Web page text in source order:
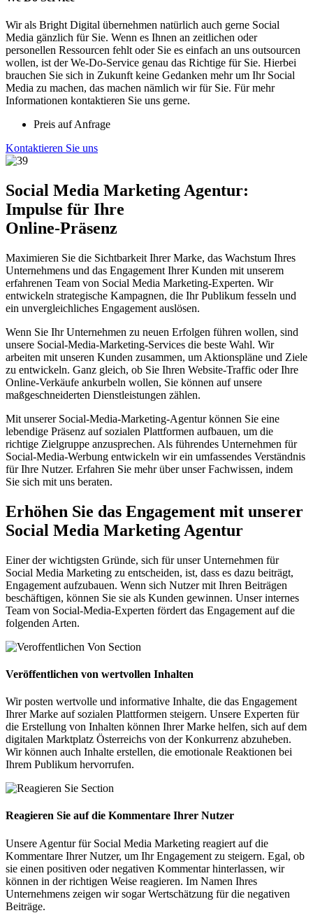
Wir als Bright Digital übernehmen natürlich auch gerne Social
Media gänzlich für Sie. Wenn es Ihnen an zeitlichen oder
personellen Ressourcen fehlt oder Sie es einfach an uns outsourcen
wollen, ist der We-Do-Service genau das Richtige für Sie. Hierbei
brauchen Sie sich in Zukunft keine Gedanken mehr um Ihr Social
Media zu machen, das machen nämlich wir für Sie. Für mehr
Informationen kontaktieren Sie uns gerne.
Preis auf Anfrage
Kontaktieren Sie uns
Social Media Marketing Agentur:
Impulse für Ihre
Online-Präsenz
Maximieren Sie die Sichtbarkeit Ihrer Marke, das Wachstum Ihres
Unternehmens und das Engagement Ihrer Kunden mit unserem
erfahrenen Team von Social Media Marketing-Experten. Wir
entwickeln strategische Kampagnen, die Ihr Publikum fesseln und
ein unvergleichliches Engagement auslösen.
Wenn Sie Ihr Unternehmen zu neuen Erfolgen führen wollen, sind
unsere Social-Media-Marketing-Services die beste Wahl. Wir
arbeiten mit unseren Kunden zusammen, um Aktionspläne und Ziele
zu entwickeln. Ganz gleich, ob Sie Ihren Website-Traffic oder Ihre
Online-Verkäufe ankurbeln wollen, Sie können auf unsere
maßgeschneiderten Dienstleistungen zählen.
Mit unserer Social-Media-Marketing-Agentur können Sie eine
lebendige Präsenz auf sozialen Plattformen aufbauen, um die
richtige Zielgruppe anzusprechen. Als führendes Unternehmen für
Social-Media-Werbung entwickeln wir ein umfassendes Verständnis
für Ihre Nutzer. Erfahren Sie mehr über unser Fachwissen, indem
Sie sich mit uns beraten.
Erhöhen Sie das Engagement mit unserer
Social Media Marketing Agentur
Einer der wichtigsten Gründe, sich für unser Unternehmen für
Social Media Marketing zu entscheiden, ist, dass es dazu beiträgt,
Engagement aufzubauen. Wenn sich Nutzer mit Ihren Beiträgen
beschäftigen, können Sie sie als Kunden gewinnen. Unser internes
Team von Social-Media-Experten fördert das Engagement auf die
folgenden Arten.
Veröffentlichen von wertvollen Inhalten
Wir posten wertvolle und informative Inhalte, die das Engagement
Ihrer Marke auf sozialen Plattformen steigern. Unsere Experten für
die Erstellung von Inhalten können Ihrer Marke helfen, sich auf dem
digitalen Marktplatz Österreichs von der Konkurrenz abzuheben.
Wir können auch Inhalte erstellen, die emotionale Reaktionen bei
Ihrem Publikum hervorrufen.
Reagieren Sie auf die Kommentare Ihrer Nutzer
Unsere Agentur für Social Media Marketing reagiert auf die
Kommentare Ihrer Nutzer, um Ihr Engagement zu steigern. Egal, ob
sie einen positiven oder negativen Kommentar hinterlassen, wir
können in der richtigen Weise reagieren. Im Namen Ihres
Unternehmens zeigen wir sogar Wertschätzung für die negativen
Beiträge.